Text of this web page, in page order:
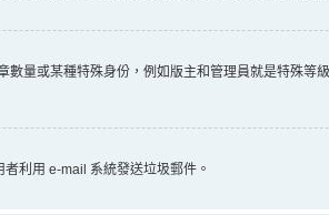
量或某種特殊身份，例如版主和管理員就是特殊等
利用 e-mail 系統發送垃圾郵件。